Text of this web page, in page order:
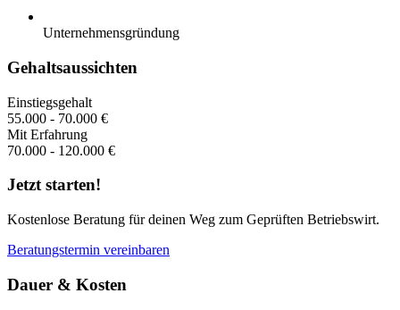
Unternehmensgründung
Gehaltsaussichten
Einstiegsgehalt
55.000 - 70.000 €
Mit Erfahrung
70.000 - 120.000 €
Jetzt starten!
Kostenlose Beratung für deinen Weg zum Geprüften Betriebswirt.
Beratungstermin vereinbaren
Dauer & Kosten